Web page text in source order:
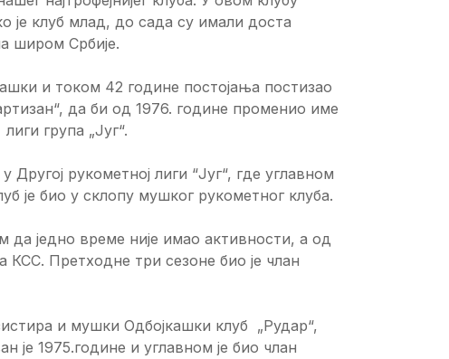
је клуб млад, до сада су имали доста
широм Србије.
и током 42 године постојања постизао
да би од 1976. године променио име
група „Југ“.
рукометној лиги “Југ“, где углавном
је био у склопу мушког рукометног клуба.
да једно време није имао активности, а од
Претходне три сезоне био је члан
и мушки Одбојкашки клуб „Рудар“,
је 1975.године и углавном је био члан